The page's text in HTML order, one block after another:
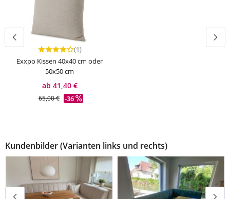
Durchschnittliche Bewertung von 4 von 5 Sternen
(1)
Exxpo Kissen 40x40 cm oder
50x50 cm
ab 41,40 €
65,00 € -36
Kundenbilder (Varianten links und rechts)